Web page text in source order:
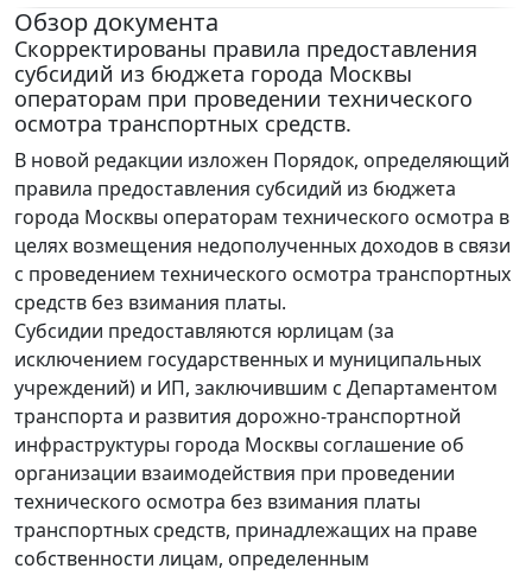
Обзор документа
Скорректированы правила предоставления
субсидий из бюджета города Москвы
операторам при проведении технического
осмотра транспортных средств.
В новой редакции изложен Порядок, определяющий
правила предоставления субсидий из бюджета
города Москвы операторам технического осмотра в
целях возмещения недополученных доходов в связи
с проведением технического осмотра транспортных
средств без взимания платы.
Субсидии предоставляются юрлицам (за
исключением государственных и муниципальных
учреждений) и ИП, заключившим с Департаментом
транспорта и развития дорожно-транспортной
инфраструктуры города Москвы соглашение об
организации взаимодействия при проведении
технического осмотра без взимания платы
транспортных средств, принадлежащих на праве
собственности лицам, определенным